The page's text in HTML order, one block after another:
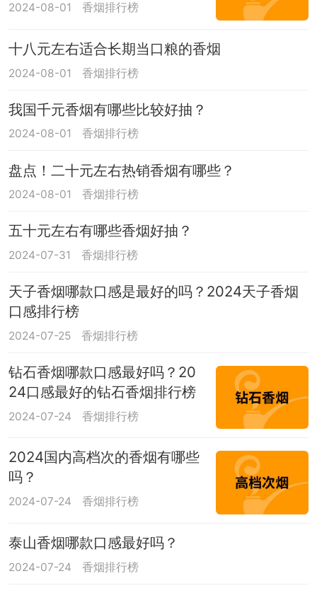
2024-08-01 香烟排行榜
十八元左右适合长期当口粮的香烟
2024-08-01 香烟排行榜
我国千元香烟有哪些比较好抽？
2024-08-01 香烟排行榜
盘点！二十元左右热销香烟有哪些？
2024-08-01 香烟排行榜
五十元左右有哪些香烟好抽？
2024-07-31 香烟排行榜
天子香烟哪款口感是最好的吗？2024天子香烟
口感排行榜
2024-07-25 香烟排行榜
钻石香烟哪款口感最好吗？20
24口感最好的钻石香烟排行榜
2024-07-24 香烟排行榜
2024国内高档次的香烟有哪些
吗？
2024-07-24 香烟排行榜
泰山香烟哪款口感最好吗？
2024-07-24 香烟排行榜